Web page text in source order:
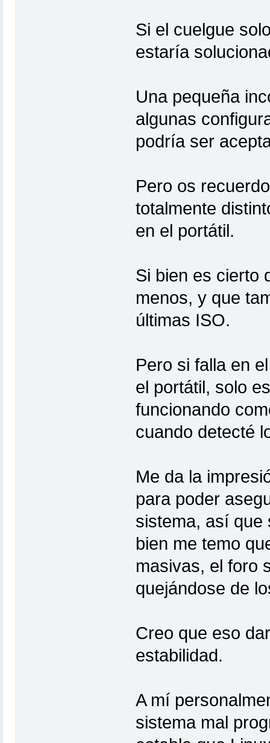
Si el cuelgue
estaría
Una pequeña
algunas
podría ser
Pero os
totalmente
en el portátil.
Si bien es cierto
menos, y que
últimas ISO.
Pero si falla en
el portátil, solo
funcionando
cuando detecté
Me da la
para poder
sistema, así que
bien me temo
masivas, el foro
quejándose de
Creo que eso
estabilidad.
A mí
sistema mal